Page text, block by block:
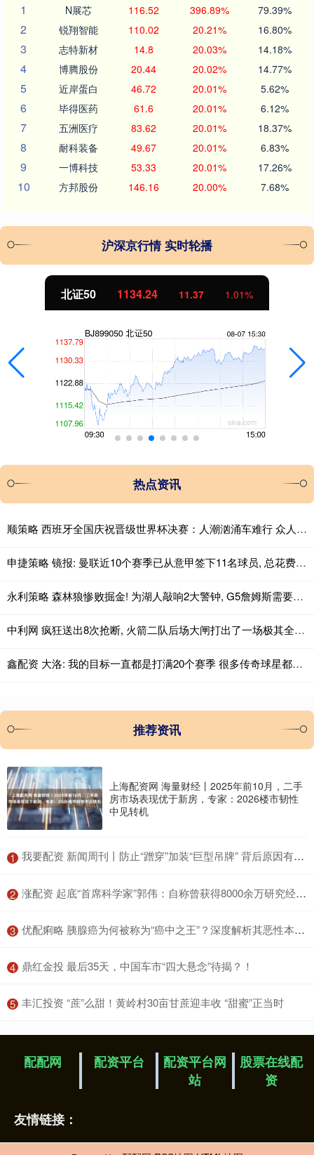
1
N展芯 116.52 396.89% 79.39%
2 锐翔智能 110.02 20.21% 16.80%
3 志特新材 14.8 20.03% 14.18%
4 博腾股份 20.44 20.02% 14.77%
5 近岸蛋白 46.72 20.01% 5.62%
6 毕得医药 61.6 20.01% 6.12%
7 五洲医疗 83.62 20.01% 18.37%
8 耐科装备 49.67 20.01% 6.83%
9 一博科技 53.33 20.01% 17.26%
10 方邦股份 146.16 20.00% 7.68%
沪深京行情 实时轮播
北证50 1134.24 11.37 1.01%
热点资讯
顺策略 西班牙全国庆祝晋级世界杯决赛：人潮汹涌车难行 众人模仿“维京划船”
申捷策略 镜报: 曼联近10个赛季已从意甲签下11名球员, 总花费超6.5亿
永利策略 森林狼惨败掘金! 为湖人敲响2大警钟, G5詹姆斯需要里夫斯复出
中利网 疯狂送出8次抢断, 火箭二队后场大闸打出了一场极其全面的比赛?
鑫配资 大洛: 我的目标一直都是打满20个赛季 很多传奇球星都打了20年
推荐资讯
上海配资网 海量财经丨2025年前10月，二手
房市场表现优于新房，专家：2026楼市韧性
中见转机
1 ​我要配资 新闻周刊丨防止“蹭穿”加装“巨型吊牌” 背后原因有些无奈
2 ​涨配资 起底“首席科学家”郭伟：自称曾获得8000余万研究经费，关联9家企业，不发工资被多家法院“限高”；其博导申报材料曝光
3 ​优配痢略 胰腺癌为何被称为“癌中之王”？深度解析其恶性本质与治疗困境
4 ​鼎红金投 最后35天，中国车市“四大悬念”待揭？！
5 ​丰汇投资 “蔗”么甜！黄岭村30亩甘蔗迎丰收 “甜蜜”正当时
配配网 配资平台
配资平台网
站
股票在线配
资
友情链接：